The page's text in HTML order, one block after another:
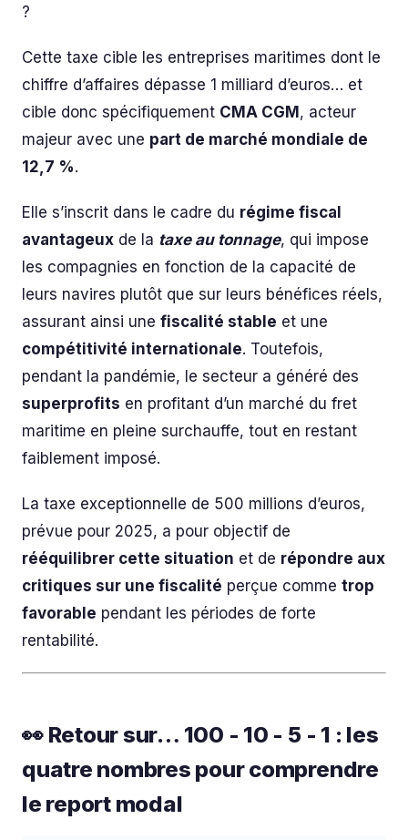
?
Cette taxe cible les entreprises maritimes dont le
chiffre d’affaires dépasse 1 milliard d’euros… et
cible donc spécifiquement CMA CGM , acteur
majeur avec une part de marché mondiale de
12,7 %.
Elle s’inscrit dans le cadre du régime fiscal
avantageux de la taxe au tonnage, qui impose
les compagnies en fonction de la capacité de
leurs navires plutôt que sur leurs bénéfices réels,
assurant ainsi une fiscalité stable et une
compétitivité internationale. Toutefois,
pendant la pandémie, le secteur a généré des
superprofits en profitant d’un marché du fret
maritime en pleine surchauffe, tout en restant
faiblement imposé.
La taxe exceptionnelle de 500 millions d’euros,
prévue pour 2025, a pour objectif de
rééquilibrer cette situation et de répondre aux
critiques sur une fiscalité perçue comme trop
favorable pendant les périodes de forte
rentabilité.
👀 Retour sur… 100 - 10 - 5 - 1 : les
quatre nombres pour comprendre
le report modal